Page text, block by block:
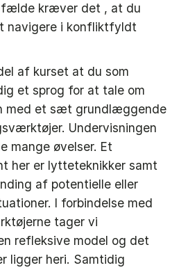
kræver det , at du
navigere i konfliktfyldt
af kurset at du som
et sprog for at tale om
med et sæt grundlæggende
Undervisningen
mange øvelser. Et
her er lytteteknikker samt
af potentielle eller
I forbindelse med
tager vi
refleksive model og det
ligger heri. Samtidig